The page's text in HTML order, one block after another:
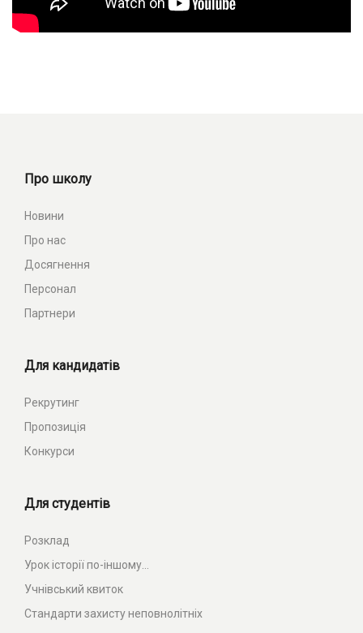
Про школу
Новини
Про нас
Досягнення
Персонал
Партнери
Для кандидатів
Рекрутинг
Пропозиція
Конкурси
Для студентів
Розклад
Урок історії по-іншому...
Учнівський квиток
Стандарти захисту неповнолітніх